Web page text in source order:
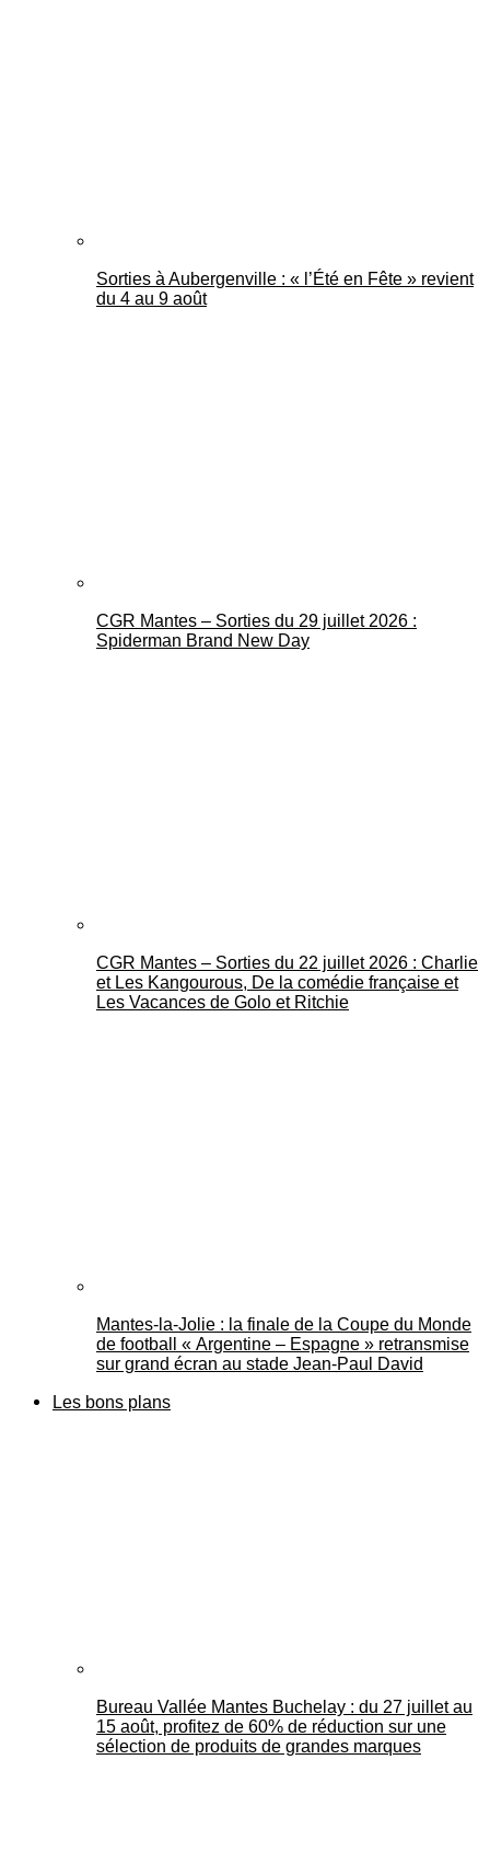
Sorties à Aubergenville : « l’Été en Fête » revient
du 4 au 9 août
CGR Mantes – Sorties du 29 juillet 2026 :
Spiderman Brand New Day
CGR Mantes – Sorties du 22 juillet 2026 : Charlie
et Les Kangourous, De la comédie française et
Les Vacances de Golo et Ritchie
Mantes-la-Jolie : la finale de la Coupe du Monde
de football « Argentine – Espagne » retransmise
sur grand écran au stade Jean-Paul David
Les bons plans
Bureau Vallée Mantes Buchelay : du 27 juillet au
15 août, profitez de 60% de réduction sur une
sélection de produits de grandes marques